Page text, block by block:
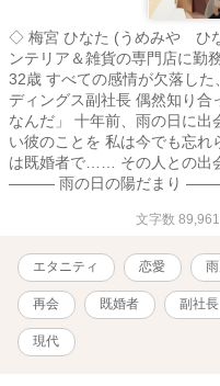
◇ 梅宮 ひなた (うめみや ひ
ンテリア＆雑貨の専門店に
32歳 すべての感情が欠落し
ディングス副社長 偶然知り合
なんだ」 十年前、雨の日に出
い彼のことを 私は今でも忘れ
は既婚者で…… その人との出
――― 雨の日の陽だまり
文字数 89,961
エタニティ 恋愛
再会 既婚者 副社長
現代